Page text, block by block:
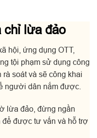
chỉ lừa đảo
hội, ứng dụng OTT,
tội phạm sử dụng công
soát và sẽ công khai
người dân nắm được.
lừa đảo, đừng ngần
được tư vấn và hỗ trợ